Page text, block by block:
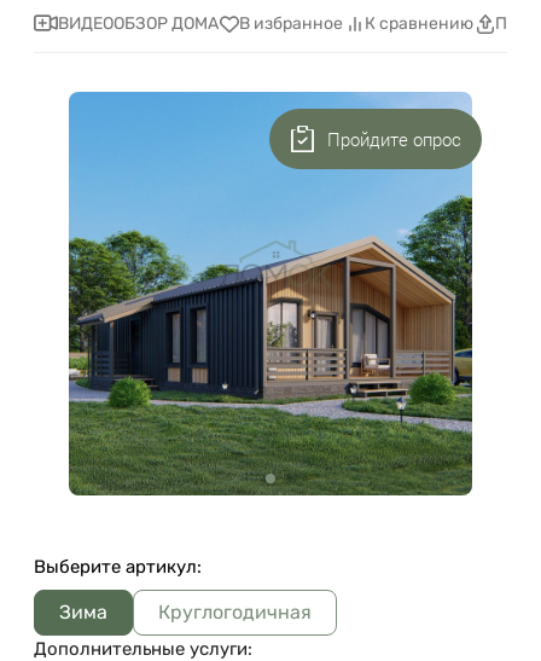
ВИДЕООБЗОР ДОМА В избранное К сравнению
Выберите артикул:
Зима Круглогодичная
Дополнительные услуги:
Пройдите опрос